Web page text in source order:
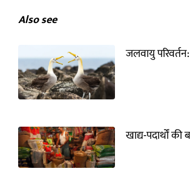
Also see
जलवायु
खाद्य-पदार्थों